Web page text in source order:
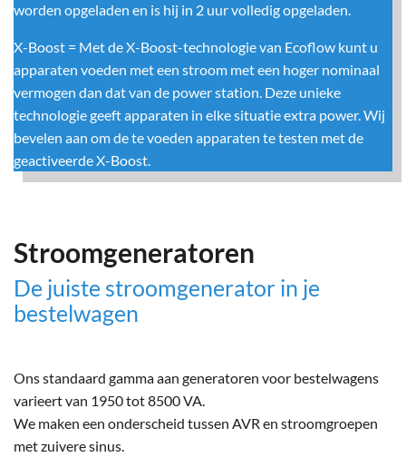
worden opgeladen en is hij in 2 uur volledig opgeladen.
X-Boost = Met de X-Boost-technologie van Ecoflow kunt u
apparaten voeden met een stroom met een hoger nominaal
vermogen dan dat van de power station. Deze unieke
technologie geeft apparaten in elke situatie extra power. Wij
bevelen aan om de te voeden apparaten te testen met de
geactiveerde X-Boost.
Stroomgeneratoren
De juiste stroomgenerator in je
bestelwagen
Ons standaard gamma aan generatoren voor bestelwagens
varieert van 1950 tot 8500 VA.
We maken een onderscheid tussen AVR en stroomgroepen
met zuivere sinus.